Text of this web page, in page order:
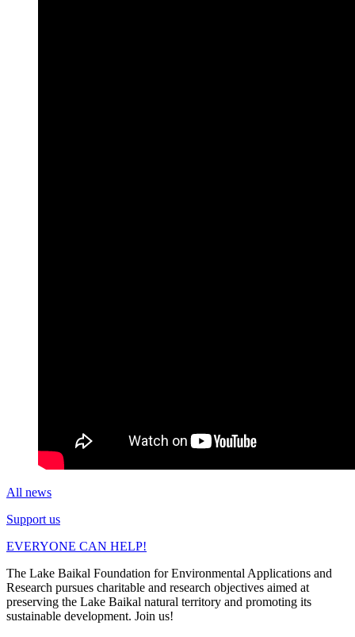
All news
Support us
EVERYONE CAN HELP!
The Lake Baikal Foundation for Environmental Applications and
Research pursues charitable and research objectives aimed at
preserving the Lake Baikal natural territory and promoting its
sustainable development. Join us!